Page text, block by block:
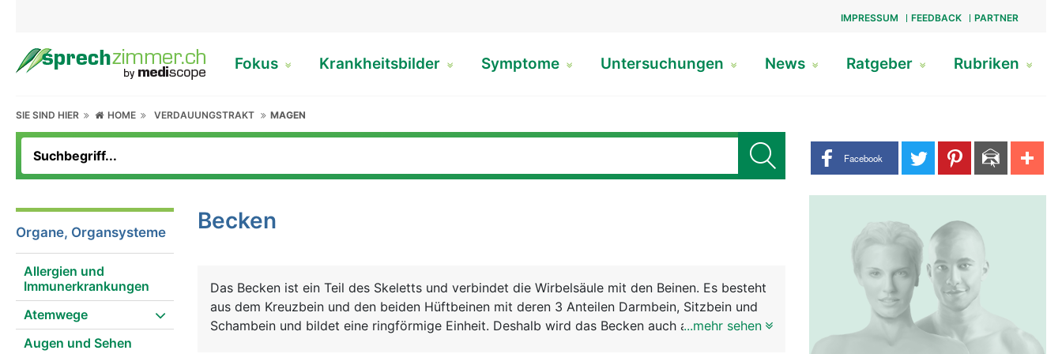
IMPRESSUM FEEDBACK PARTNER
Fokus Krankheitsbilder Symptome Untersuchungen News Ratgeber Rubriken
SIE SIND HIER HOME VERDAUUNGSTRAKT MAGEN
Share buttons
Facebook
Organe, Organsysteme
Allergien und
Immunerkrankungen
Atemwege
Augen und Sehen
Becken
Das Becken ist ein Teil des Skeletts und verbindet die Wirbelsäule mit den Beinen. Es besteht
aus dem Kreuzbein und den beiden Hüftbeinen mit deren 3 Anteilen Darmbein, Sitzbein und
Schambein und bildet eine ringförmige Einheit. Deshalb wird das Becken auch als Beckenring
...mehr sehen